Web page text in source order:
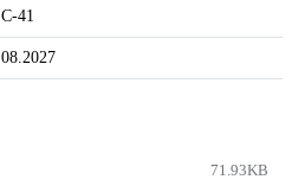
C-41
08.2027
71.93KB